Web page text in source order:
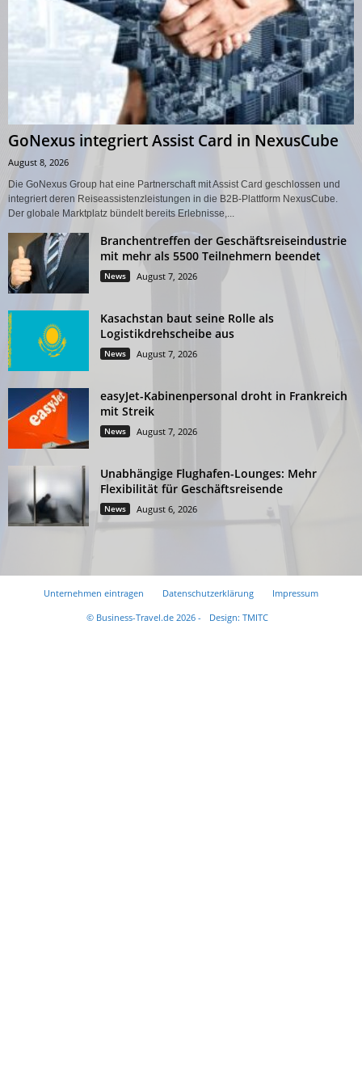
GoNexus integriert Assist Card in NexusCube
August 8, 2026
Die GoNexus Group hat eine Partnerschaft mit Assist Card geschlossen und
integriert deren Reiseassistenzleistungen in die B2B-Plattform NexusCube.
Der globale Marktplatz bündelt bereits Erlebnisse,...
Branchentreffen der Geschäftsreiseindustrie
mit mehr als 5500 Teilnehmern beendet
News August 7, 2026
Kasachstan baut seine Rolle als
Logistikdrehscheibe aus
News August 7, 2026
easyJet-Kabinenpersonal droht in Frankreich
mit Streik
News August 7, 2026
Unabhängige Flughafen-Lounges: Mehr
Flexibilität für Geschäftsreisende
News August 6, 2026
Unternehmen eintragen Datenschutzerklärung
Impressum
© Business-Travel.de 2026 -
Design: TMITC